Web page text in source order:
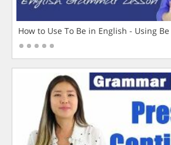
How to Use To Be in English - Using